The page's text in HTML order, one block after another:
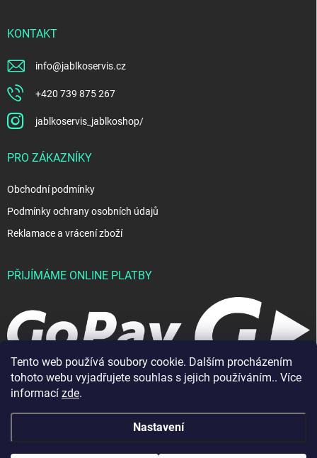
Tento web používá soubory cookie. Dalším procházením
tohoto webu vyjadřujete souhlas s jejich používáním.. Více
informací zde.
Nastavení
KONTAKT
info@jablkoservis.cz
+420 739 875 267
jablkoservis_jablkoshop/
PRO ZÁKAZNÍKY
Obchodní podmínky
Podmínky ochrany osobních údajů
Reklamace a vrácení zboží
PŘIJÍMÁME ONLINE PLATBY
Vytvořil Shoptet
JablkoShop. Všechna práva vyhrazena.